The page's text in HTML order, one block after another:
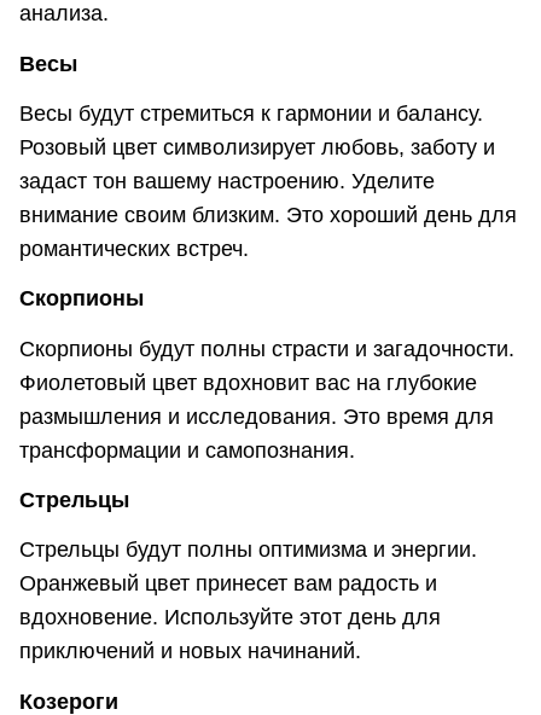
анализа.
Весы
Весы будут стремиться к гармонии и балансу.
Розовый цвет символизирует любовь, заботу и
задаст тон вашему настроению. Уделите
внимание своим близким. Это хороший день для
романтических встреч.
Скорпионы
Скорпионы будут полны страсти и загадочности.
Фиолетовый цвет вдохновит вас на глубокие
размышления и исследования. Это время для
трансформации и самопознания.
Стрельцы
Стрельцы будут полны оптимизма и энергии.
Оранжевый цвет принесет вам радость и
вдохновение. Используйте этот день для
приключений и новых начинаний.
Козероги